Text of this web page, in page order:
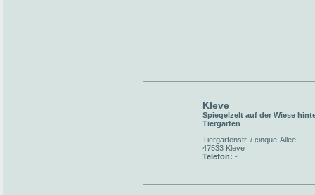
Kleve
Spiegelzelt auf der Wiese
Tiergarten
Tiergartenstr. / cinque-Allee
47533 Kleve
Telefon: -